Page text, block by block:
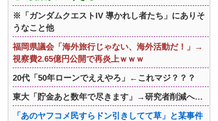
※「ガンダムクエストIV 導かれし者たち」にありそ
うなこと他
福岡県議会「海外旅行じゃない、海外活動だ！」→
視察費2.65億円公開で再炎上ｗｗｗ
20代「50年ローンでええやろ」←これマジ？？？
東大「貯金あと数年で尽きます」→研究者削減へ…
「あのヤフコメ民すらドン引きしてて草」と某事件